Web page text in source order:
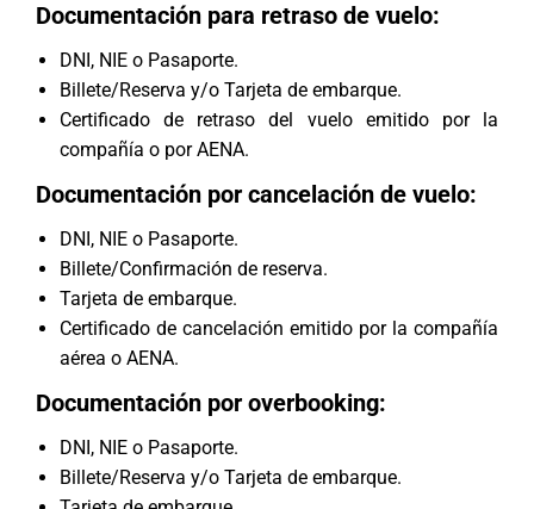
Documentación para retraso de vuelo:
DNI, NIE o Pasaporte.
Billete/Reserva y/o Tarjeta de embarque.
Certificado de retraso del vuelo emitido por la
compañía o por AENA.
Documentación por cancelación de vuelo:
DNI, NIE o Pasaporte.
Billete/Confirmación de reserva.
Tarjeta de embarque.
Certificado de cancelación emitido por la compañía
aérea o AENA.
Documentación por overbooking:
DNI, NIE o Pasaporte.
Billete/Reserva y/o Tarjeta de embarque.